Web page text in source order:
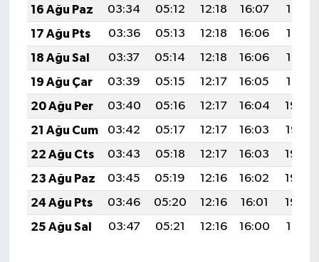
16 Ağu Paz
03:34 05:12 12:18 16:07
19:14
17 Ağu Pts
03:36 05:13 12:18 16:06
19:13
18 Ağu Sal
03:37 05:14 12:18 16:06
19:12
19 Ağu Çar
03:39 05:15 12:17 16:05
19:10
20 Ağu Per
03:40 05:16 12:17 16:04
19:09
21 Ağu Cum
03:42 05:17 12:17 16:03
19:07
22 Ağu Cts
03:43 05:18 12:17 16:03
19:06
23 Ağu Paz
03:45 05:19 12:16 16:02
19:04
24 Ağu Pts
03:46 05:20 12:16 16:01
19:03
25 Ağu Sal
03:47 05:21 12:16 16:00 19:01